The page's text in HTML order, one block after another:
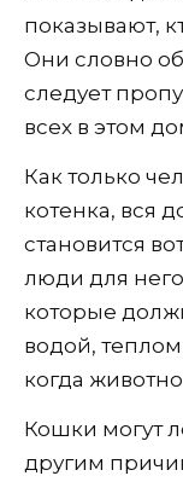
показывают,
Они словно
следует
всех в этом
Как только
котенка, вся
становится
люди для
которые
водой,
когда
Кошки могут
другим